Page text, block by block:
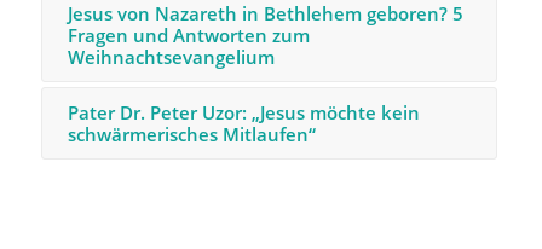
Jesus von Nazareth in Bethlehem geboren? 5
Fragen und Antworten zum
Weihnachtsevangelium
Pater Dr. Peter Uzor: „Jesus möchte kein
schwärmerisches Mitlaufen“